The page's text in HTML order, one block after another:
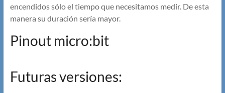
encendidos sólo el tiempo que necesitamos medir. De esta
manera su duración sería mayor.
Pinout micro:bit
Futuras versiones: